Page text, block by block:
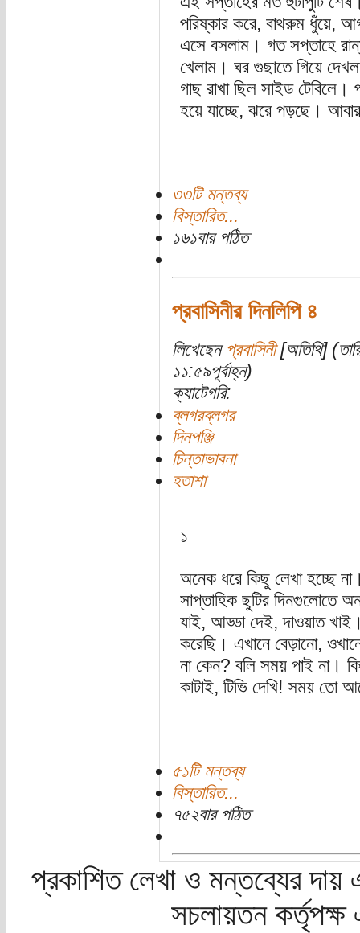
পরিষ্কার করে, বাথরুম ধুঁয়ে,
এসে বসলাম। গত সপ্তাহে
খেলাম। ঘর গুছাতে গিয়ে
গাছ রাখা ছিল সাইড
হয়ে যাচ্ছে, ঝরে পড়ছে। আবার
৩৩টি মন্তব্য
বিস্তারিত...
১৬১বার পঠিত
প্রবাসিনীর দিনলিপি ৪
লিখেছেন প্রবাসিনী[অতিথি]
১১:৫৯পূর্বাহ্ন)
ক্যাটেগরি:
ব্লগরব্লগর
দিনপঞ্জি
চিন্তাভাবনা
হতাশা
১
অনেক ধরে কিছু লেখা হচ্ছে
সাপ্তাহিক ছুটির দিনগুলোতে
যাই, আড্ডা দেই, দাওয়াত
করেছি। এখানে বেড়ানো,
না কেন? বলি সময় পাই না।
কাটাই, টিভি দেখি! সময় তো
৫১টি মন্তব্য
বিস্তারিত...
৭৫২বার পঠিত
প্রকাশিত লেখা ও মন্তব্যের দায়
সচলায়তন